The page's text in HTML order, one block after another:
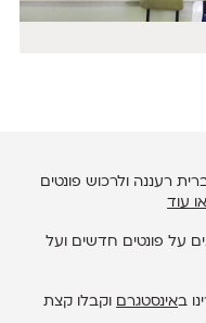
רעננה ולרכוש פונטים
עוד
על פונטים חדשים ועל
באינסטגרם וקבלו קצת